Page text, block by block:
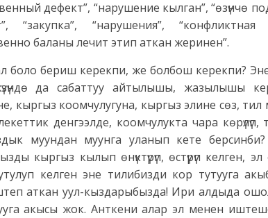
дефект”, “нарушение кылган”, “өзүнчө
“закупка”, “нарушения”,
баланы лечит этип аткан жеринен”.
боло бериш керекпи, же болбош керекпи?
да сабаттуу айтылышы, жазылышы
кыргыз коомчулугуна, кыргыз элине сөз,
денгээлде, коомчулукта чара
муундан муунга уланып кете
кыргыз кылып өнүктүрүп, өстүрүп келген,
келген эне тилибизди кор тутууга
аткан уул-кыздарыбызда! Ири алдыда
акысы жок. Анткени алар эл менен иштешет.